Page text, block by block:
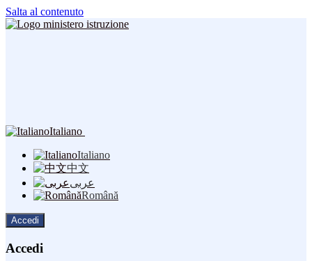
Salta al contenuto
Italiano
Italiano
中文
عربى
Română
Accedi
Accedi